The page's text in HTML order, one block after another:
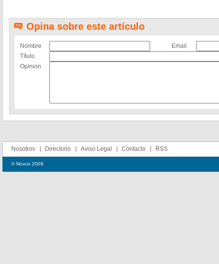
Opina sobre este artículo
Nombre
Email
Título
Opinion
Nosotros Directorio Aviso Legal Contacto RSS
© Novus 2009